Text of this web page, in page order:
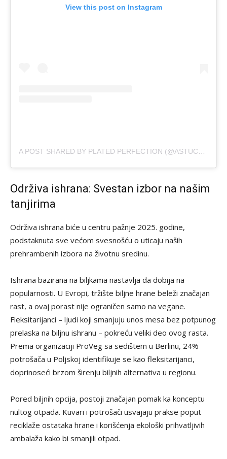
View this post on Instagram
A POST SHARED BY PLATED PERFECTION (@ASTUCESENOR)
Održiva ishrana: Svestan izbor na našim
tanjirima
Održiva ishrana biće u centru pažnje 2025. godine,
podstaknuta sve većom svesnošću o uticaju naših
prehrambenih izbora na životnu sredinu.
Ishrana bazirana na biljkama nastavlja da dobija na
popularnosti. U Evropi, tržište biljne hrane beleži značajan
rast, a ovaj porast nije ograničen samo na vegane.
Fleksitarijanci – ljudi koji smanjuju unos mesa bez potpunog
prelaska na biljnu ishranu – pokreću veliki deo ovog rasta.
Prema organizaciji ProVeg sa sedištem u Berlinu, 24%
potrošača u Poljskoj identifikuje se kao fleksitarijanci,
doprinoseći brzom širenju biljnih alternativa u regionu.
Pored biljnih opcija, postoji značajan pomak ka konceptu
nultog otpada. Kuvari i potrošači usvajaju prakse poput
reciklaže ostataka hrane i korišćenja ekološki prihvatljivih
ambalaža kako bi smanjili otpad.